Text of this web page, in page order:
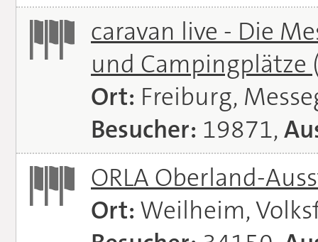
caravan live - Die
und Campingplätze
Ort: Freiburg,
Besucher: 19871,
ORLA Oberland-
Ort: Weilheim,